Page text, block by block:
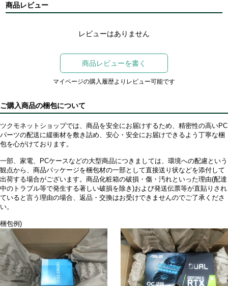
商品レビュー
レビューはありません
商品レビューを書く
マイページの購入履歴よりレビュー可能です
ご購入商品の梱包について
ツクモネットショップでは、商品を安全にお届けするため、精密性の高いPC
パーツの配送に緩衝材を敷き詰め、安心・安全にお届けできるよう丁寧な梱
包を心がけております。
一部、家電、PCケースなどの大型商品につきましては、環境への配慮という
観点から、商品パッケージを梱包材の一部として直接送り状などを添付して
出荷する場合がございます。商品化粧箱の破損・傷・汚れといった理由(配達
中のトラブル等で発生する著しい破損を除き)および発送伝票等が直貼りされ
ていると言う理由の場合、返品・交換はお受けできませんのでご了承くださ
い。
梱包例)